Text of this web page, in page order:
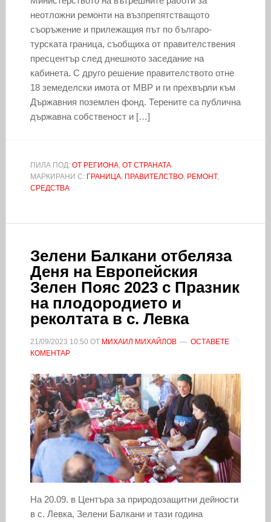
неотложни ремонти на възпрепятстващото
съоръжение и прилежащия път по българо-
турската граница, съобщиха от правителствения
пресцентър след днешното заседание на
кабинета. С друго решение правителството отне
18 земеделски имота от МВР и ги прехвърли към
Държавния поземлен фонд. Терените са публична
държавна собственост и […]
ПИЛА ПОД: ОТ РЕГИОНА, ОТ СТРАНАТА
МАРКИРАНИ С: ГРАНИЦА, ПРАВИТЕЛСТВО, РЕМОНТ,
СРЕДСТВА
Зелени Балкани отбеляза
Деня на Европейския
Зелен Пояс 2023 с Празник
на плодородието и
реколтата в с. Левка
21/09/2023 10:50 ОТ МИХАИЛ МИХАЙЛОВ
ОСТАВЕТЕ
КОМЕНТАР
На 20.09. в Центъра за природозащитни дейности
в с. Левка, Зелени Балкани и тази година